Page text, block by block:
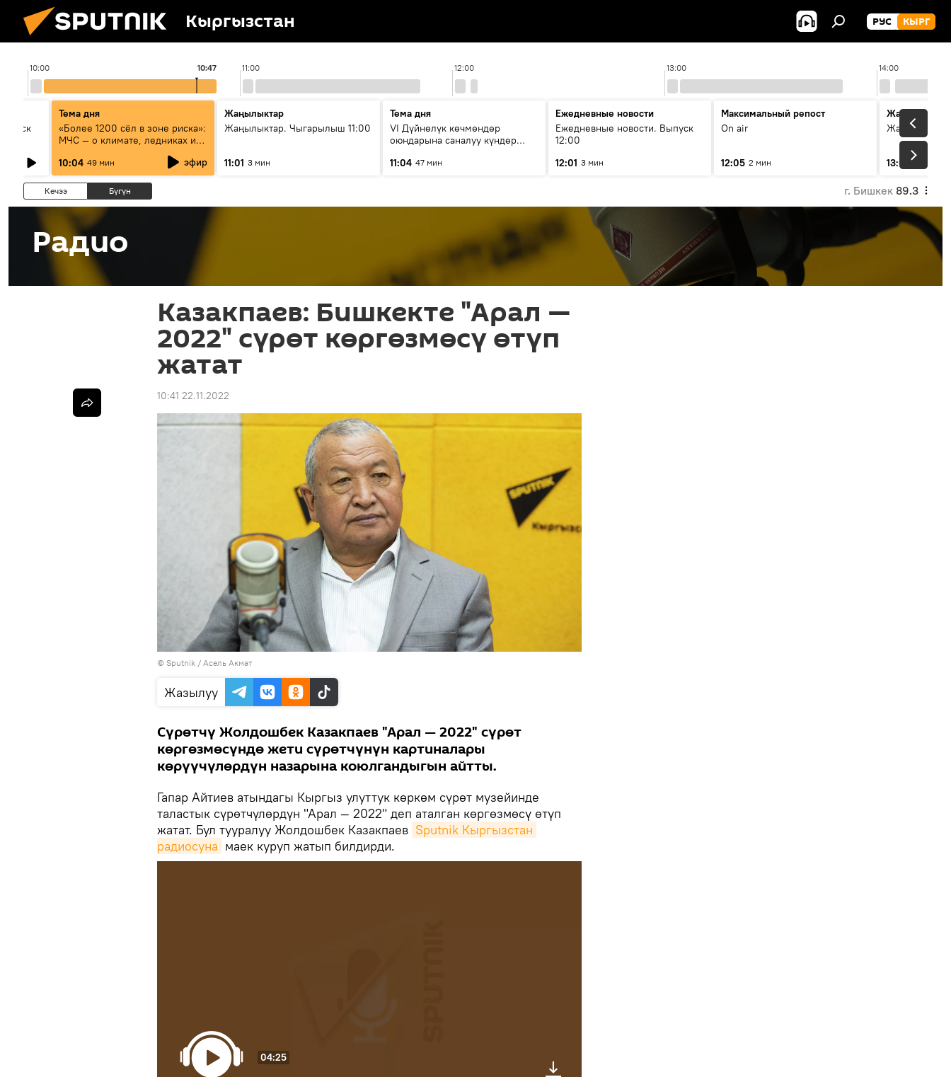
Кыргызстан РУС КЫРГ
10:00 11:00 12:00 13:00 14:00
10:47
Тема дня
«Более 1200 сёл в зоне риска»:
МЧС — о климате, ледниках и
населения
10:04 49 мин эфир
Жаңылыктар
Жаңылыктар. Чыгарылыш 11:00
11:01 3 мин
Тема дня
VI Дүйнөлүк көчмөндөр
оюндарына саналуу күндөр
этапка жетти?
11:04 47 мин
Ежедневные новости
Ежедневные новости. Выпуск
12:00
12:01 3 мин
Максимальный репост
On air
12:05 2 мин
Жаңылыктар
13:01 3 мин
Кечээ Бүгүн г. Бишкек 89.3
Радио
Казакпаев: Бишкекте "Арал —
2022" сүрөт көргөзмөсү өтүп
жатат
10:41 22.11.2022
© Sputnik / Асель Акмат
Жазылуу
Сүрөтчү Жолдошбек Казакпаев "Арал — 2022" сүрөт
көргөзмөсүндө жети сүрөтчүнүн картиналары
көрүүчүлөрдүн назарына коюлгандыгын айтты.
Гапар Айтиев атындагы Кыргыз улуттук көркөм сүрөт музейинде
таластык сүрөтчүлөрдүн "Арал — 2022" деп аталган көргөзмөсү өтүп
жатат. Бул тууралуу Жолдошбек Казакпаев Sputnik Кыргызстан
радиосуна маек куруп жатып билдирди.
04:25